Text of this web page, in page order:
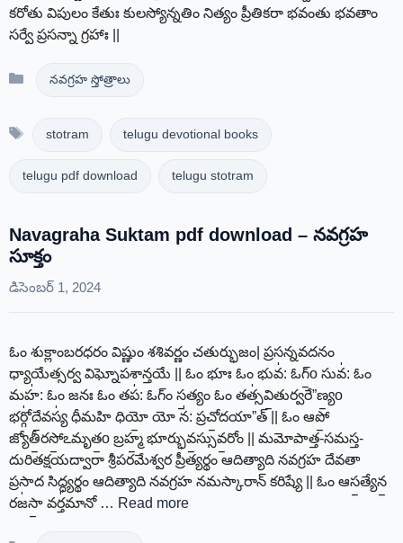
కరోతు విపులం కేతుః కులస్యోన్నతిం నిత్యం ప్రీతికరా భవంతు భవతాం
సర్వే ప్రసన్నా గ్రహాః ||
Categories
నవగ్రహ స్తోత్రాలు
Tagsstotram telugu devotional books
telugu pdf download telugu stotram
Navagraha Suktam pdf download – నవగ్రహ
సూక్తం
డిసెంబర్ 1, 2024
ఓం శుక్లాంబరధరం విష్ణుం శశివర్ణం చతుర్భుజం| ప్రసన్నవదనం
ధ్యాయేత్సర్వ విఘ్నోపశాన్తయే || ఓం భూః ఓం భువ॑: ఓగ్॒o సువ॑: ఓం
మహ॑: ఓం జనః ఓం తప॑: ఓగ్ం స॒త్యం ఓం తత్స॑వి॒తుర్వరే”ణ్య॒o
భర్గో॑దే॒వస్య॑ ధీమహి ధియో॒ యో న॑: ప్రచో॒దయా”త్ || ఓం ఆపో॒
జ్యోతీ॒రసో॒ఽమృత॒o బ్రహ్మ॒ భూర్భువ॒స్సువ॒రోం || మమోపాత్త-సమస్త-
దురితక్షయద్వారా శ్రీపరమేశ్వర ప్రీత్యర్థం ఆదిత్యాది నవగ్రహ దేవతా
ప్రసాద సిద్ధ్యర్థం ఆదిత్యాది నవగ్రహ నమస్కారాన్ కరిష్యే || ఓం ఆస॒త్యేన॒
రజ॑సా॒ వర్త॑మానో … Read more